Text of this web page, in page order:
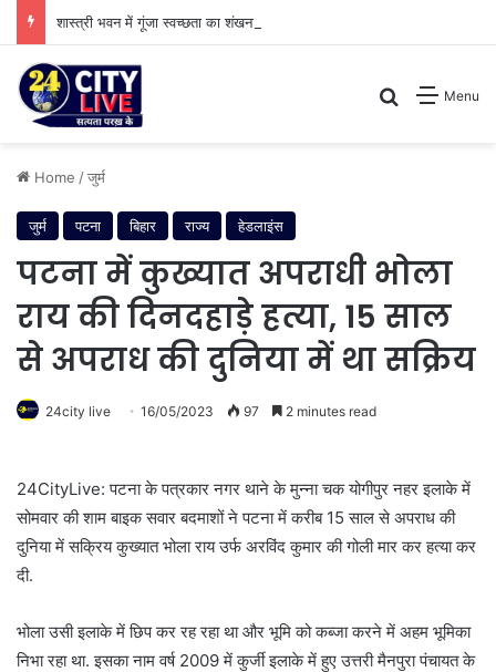
Menu
Search for
Home /जुर्म
जुर्म पटना बिहार राज्य हेडलाइंस
पटना में कुख्यात अपराधी भोला
राय की दिनदहाड़े हत्या, 15 साल
से अपराध की दुनिया में था सक्रिय
24city live 16/05/2023 97 2 minutes read
24CityLive: पटना के पत्रकार नगर थाने के मुन्ना चक योगीपुर नहर इलाके में
सोमवार की शाम बाइक सवार बदमाशों ने पटना में करीब 15 साल से अपराध की
दुनिया में सक्रिय कुख्यात भोला राय उर्फ अरविंद कुमार की गोली मार कर हत्या कर
दी.
भोला उसी इलाके में छिप कर रह रहा था और भूमि को कब्जा करने में अहम भूमिका
निभा रहा था. इसका नाम वर्ष 2009 में कुर्जी इलाके में हुए उत्तरी मैनपुरा पंचायत के